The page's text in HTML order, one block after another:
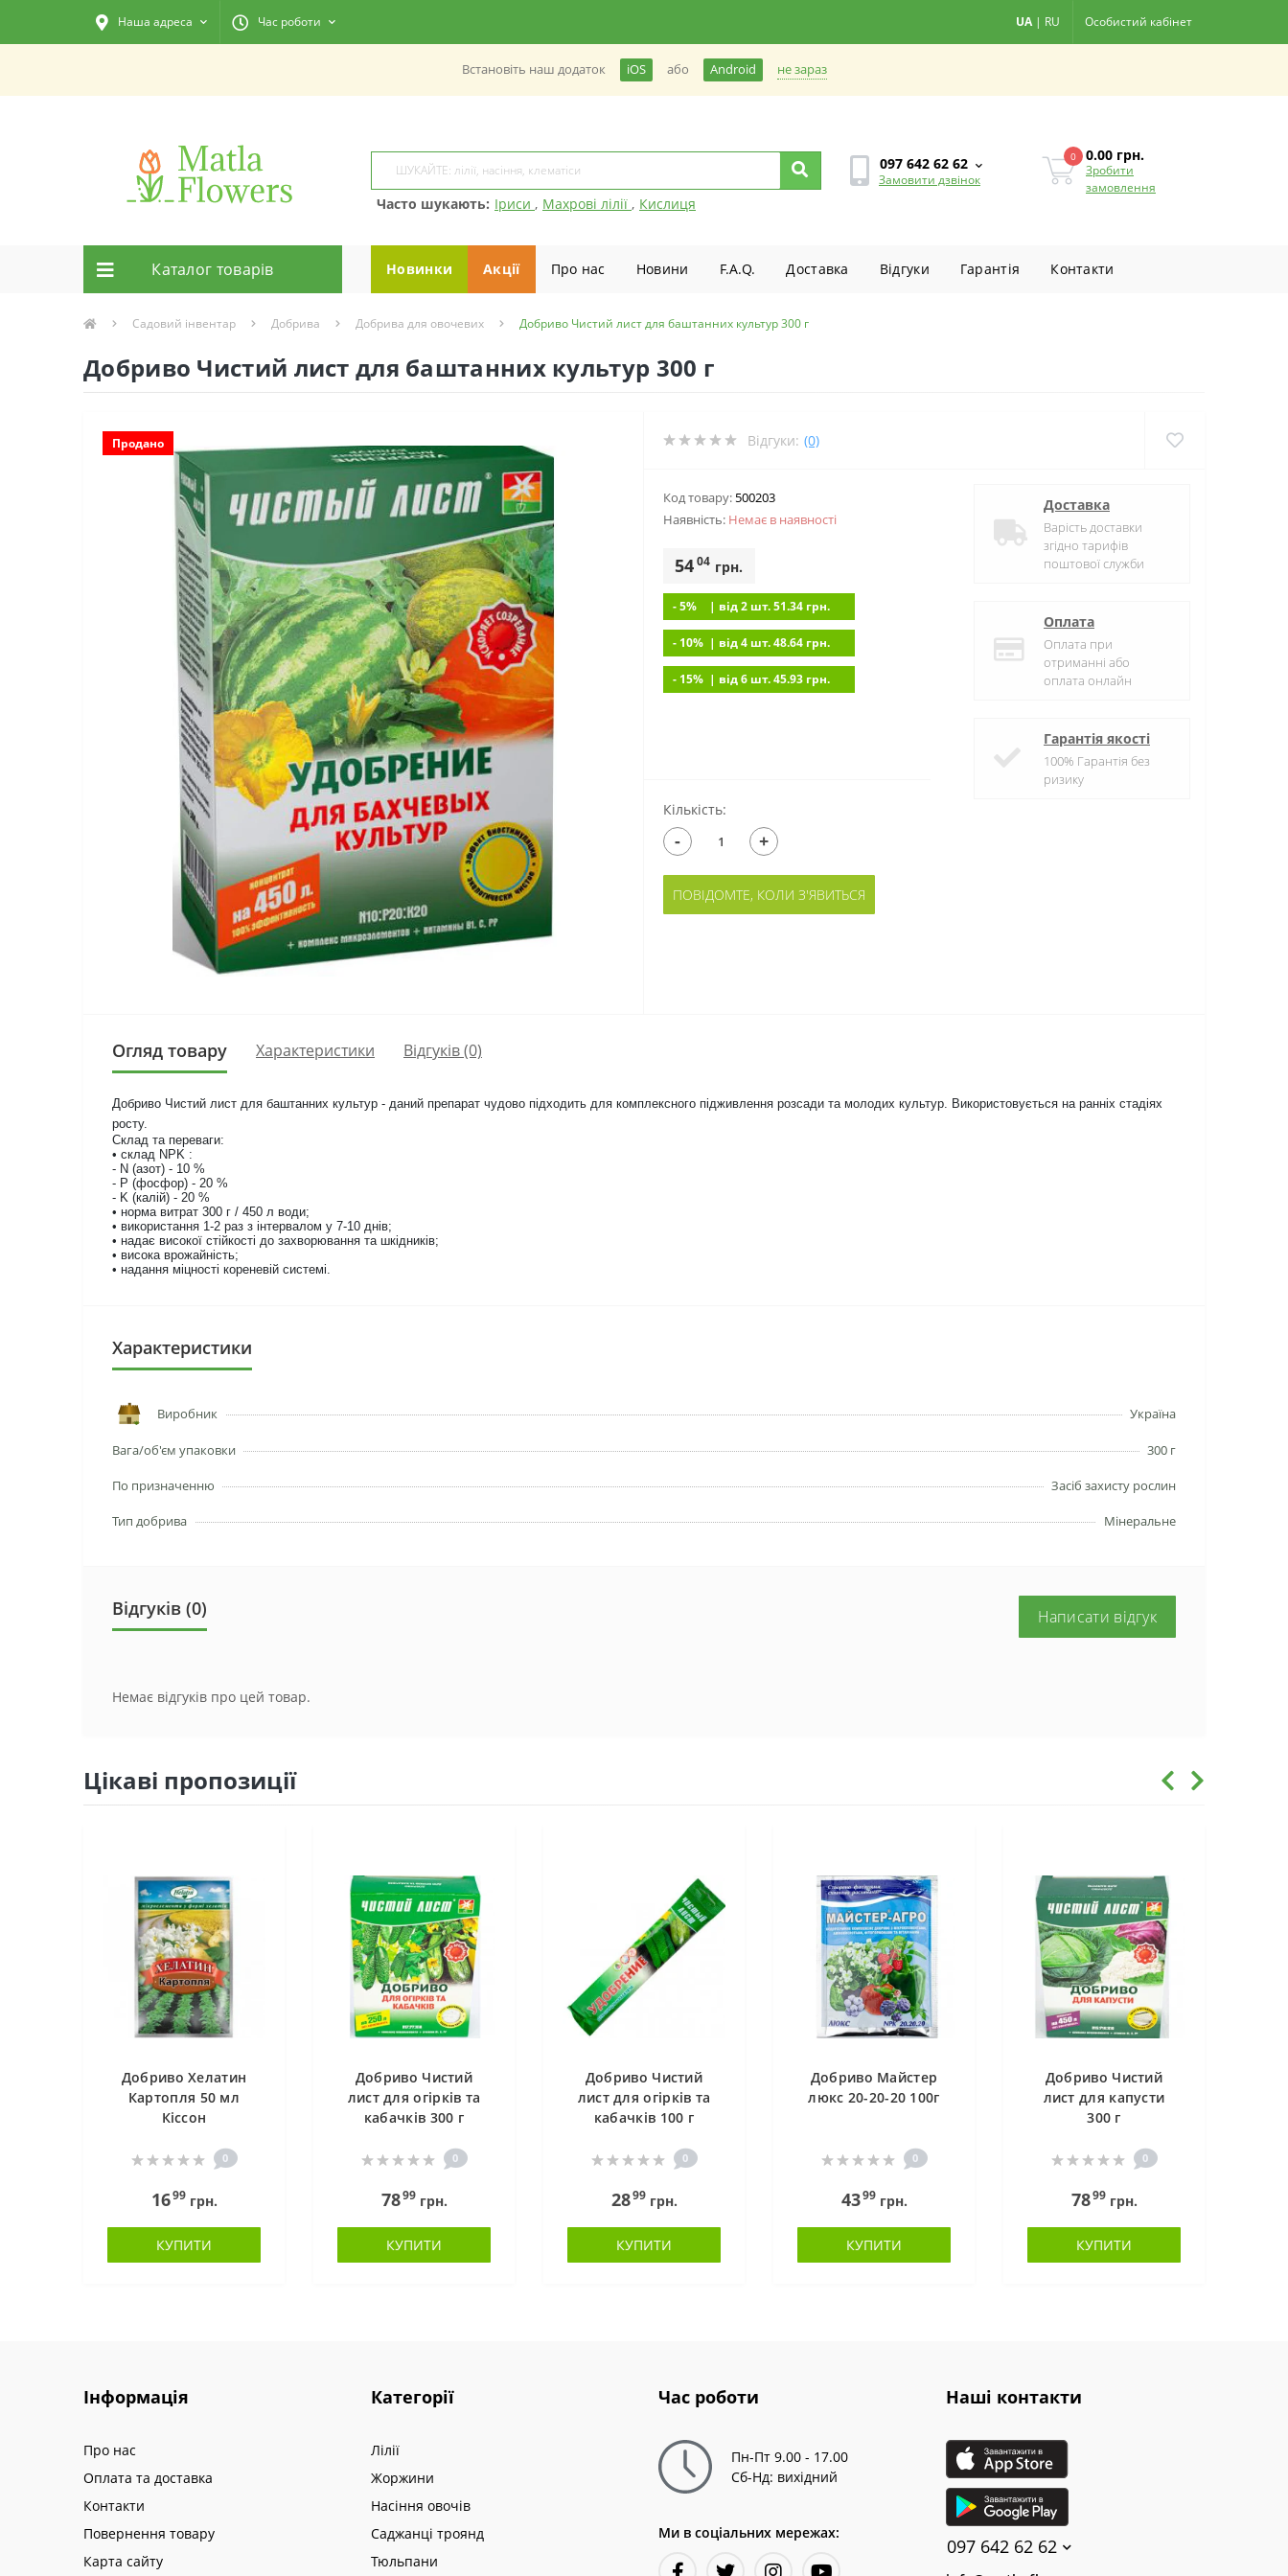
Наша адреса Час роботи UA | RU Особистий кабінет
Встановiть наш додаток iOS або Android не зараз
Часто шукають: Іриси , Махрові лілії , Кислиця
097 642 62 62
Замовити дзвінок
0 0.00 грн.
Зробити
замовлення
Каталог товарiв Новинки Акції Про нас Новини F.A.Q. Доставка Вiдгуки Гарантiя Контакти
Садовий інвентар Добрива Добрива для овочевих Добриво Чистий лист для баштанних культур 300 г
Добриво Чистий лист для баштанних культур 300 г
Продано Відгуки: (0)
Код товару: 500203
Наявність: Немає в наявностi
5404 грн.
- 5% | вiд 2 шт. 51.34 грн.
- 10% | вiд 4 шт. 48.64 грн.
- 15% | вiд 6 шт. 45.93 грн.
Доставка
Варість доставки
згідно тарифів
поштової служби
Оплата
Оплата при
отриманні або
оплата онлайн
Гарантія якості
100% Гарантія без
ризику
Кількість:
- +
ПОВІДОМТЕ, КОЛИ З'ЯВИТЬСЯ
Огляд товару Характеристики Відгуків (0)
Добриво Чистий лист для баштанних культур - даний препарат чудово підходить для комплексного підживлення розсади та молодих культур. Використовується на ранніх стадіях
росту.
Склад та переваги:
• склад NPK :
- N (азот) - 10 %
- P (фосфор) - 20 %
- K (калій) - 20 %
• норма витрат 300 г / 450 л води;
• використання 1-2 раз з інтервалом у 7-10 днів;
• надає високої стійкості до захворювання та шкідників;
• висока врожайність;
• надання міцності кореневій системі.
Характеристики
Виробник Україна
Вага/об'єм упаковки 300 г
По призначенню Засіб захисту рослин
Тип добрива Мінеральне
Відгуків (0) Написати відгук
Немає відгуків про цей товар.
Цікаві пропозиції
Добриво Хелатин
Картопля 50 мл
Кіссон
0
1699грн.
КУПИТИ
Добриво Чистий
лист для огірків та
кабачків 300 г
0
7899грн.
КУПИТИ
Добриво Чистий
лист для огірків та
кабачків 100 г
0
2899грн.
КУПИТИ
Добриво Майстер
люкс 20-20-20 100г
0
4399грн.
КУПИТИ
Добриво Чистий
лист для капусти
300 г
0
7899грн.
КУПИТИ
Інформація
Про нас
Оплата та доставка
Контакти
Повернення товару
Карта сайту
Категорії
Лілії
Жоржини
Насіння овочів
Саджанці троянд
Тюльпани
Час роботи
Пн-Пт 9.00 - 17.00
Сб-Нд: вихідний
Ми в соціальних мережах:
Наші контакти
097 642 62 62